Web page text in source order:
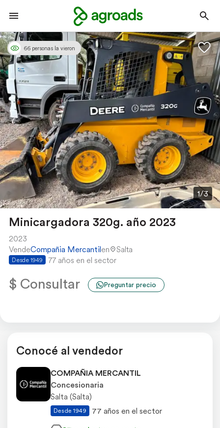
1/3
66 personas la vieron
Minicargadora 320g. año 2023
2023
VendeCompañia Mercantilen Salta
Desde 1949 77 años en el sector
$ Consultar Preguntar precio
Conocé al vendedor
COMPAÑIA MERCANTIL
Concesionaria
Salta (Salta)
Desde 1949
77 años en el sector